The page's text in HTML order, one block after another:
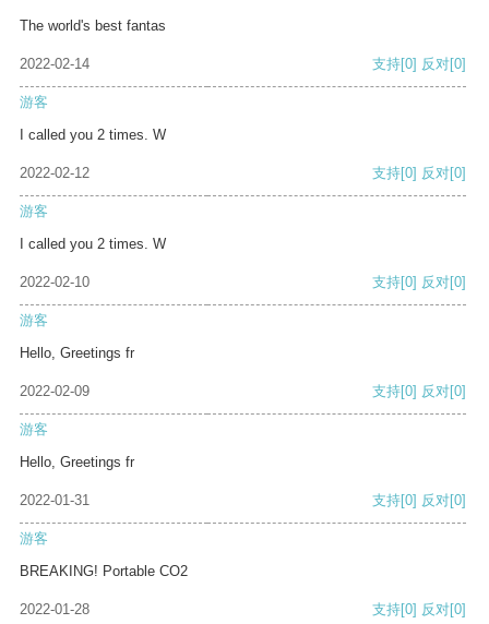
The world's best fantas
2022-02-14 支持[0] 反对[0]
游客
I called you 2 times. W
2022-02-12 支持[0] 反对[0]
游客
I called you 2 times. W
2022-02-10 支持[0] 反对[0]
游客
Hello, Greetings fr
2022-02-09 支持[0] 反对[0]
游客
Hello, Greetings fr
2022-01-31 支持[0] 反对[0]
游客
BREAKING! Portable CO2
2022-01-28 支持[0] 反对[0]